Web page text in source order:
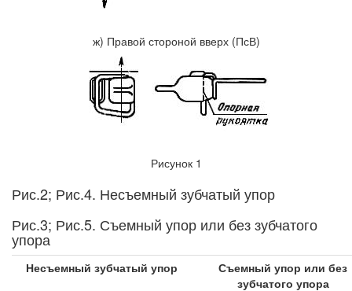
ж) Правой стороной вверх (ПсВ)
Рисунок 1
Рис.2; Рис.4. Несъемный зубчатый упор
Рис.3; Рис.5. Съемный упор или без зубчатого
упора
Несъемный зубчатый упор
Съемный упор или без
зубчатого упора